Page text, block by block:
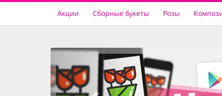
Акции Сборные букеты Розы
previous